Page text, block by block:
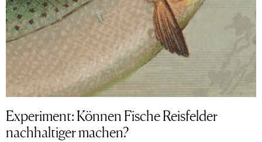
Experiment: Können Fische Reisfelder
nachhaltiger machen?